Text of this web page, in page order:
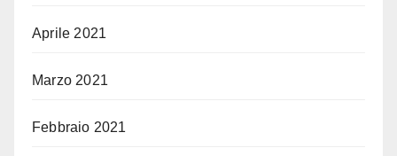
Aprile 2021
Marzo 2021
Febbraio 2021